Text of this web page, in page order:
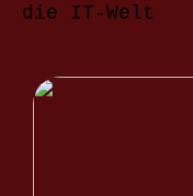
die IT-Welt